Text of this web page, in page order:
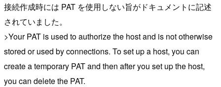
接続作成時には PAT を使用しない旨がドキュメントに記述
されていました。
>Your PAT is used to authorize the host and is not otherwise
stored or used by connections. To set up a host, you can
create a temporary PAT and then after you set up the host,
you can delete the PAT.